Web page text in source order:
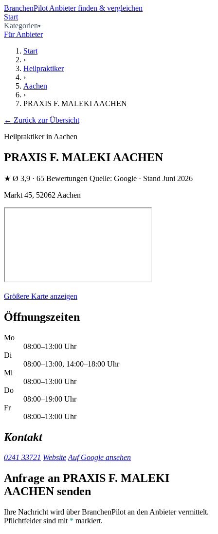
BranchenPilot Anbieter finden & vergleichen
Start
Kategorien
Für Anbieter
Start
›
Heilpraktiker
›
Aachen
›
PRAXIS F. MALEKI AACHEN
← Zurück zur Übersicht
Heilpraktiker in Aachen
PRAXIS F. MALEKI AACHEN
★ Ø 3,9 · 65 Bewertungen Quelle: Google · Stand Juni 2026
Markt 45, 52062 Aachen
Größere Karte anzeigen
Öffnungszeiten
Mo
08:00–13:00 Uhr
Di
08:00–13:00, 14:00–18:00 Uhr
Mi
08:00–13:00 Uhr
Do
08:00–19:00 Uhr
Fr
08:00–13:00 Uhr
Kontakt
0241 33721 Website Auf Google ansehen
Anfrage an PRAXIS F. MALEKI
AACHEN senden
Ihre Nachricht wird über BranchenPilot an den Anbieter vermittelt.
Pflichtfelder sind mit * markiert.